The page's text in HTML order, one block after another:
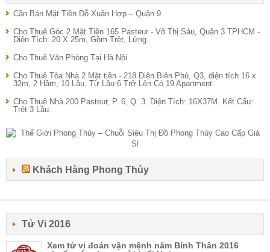
Cần Bán Mặt Tiền Đỗ Xuân Hợp – Quận 9
Cho Thuê Góc 2 Mặt Tiền 165 Pasteur - Võ Thị Sáu, Quận 3 TPHCM -
Diện Tích: 20 X 25m, Gồm Trệt, Lửng.
Cho Thuê Văn Phòng Tại Hà Nội
Cho Thuê Tòa Nhà 2 Mặt tiền - 218 Điện Biên Phủ, Q3, diện tích 16 x
32m, 2 Hầm, 10 Lầu, Từ Lầu 6 Trở Lên Có 19 Apartment
Cho Thuê Nhà 200 Pasteur, P. 6, Q. 3. Diện Tích: 16X37M. Kết Cấu:
Trệt 3 Lầu.
Khách Hàng Phong Thủy
Tử Vi 2016
Xem tử vi đoán vận mệnh năm Bính Thân 2016